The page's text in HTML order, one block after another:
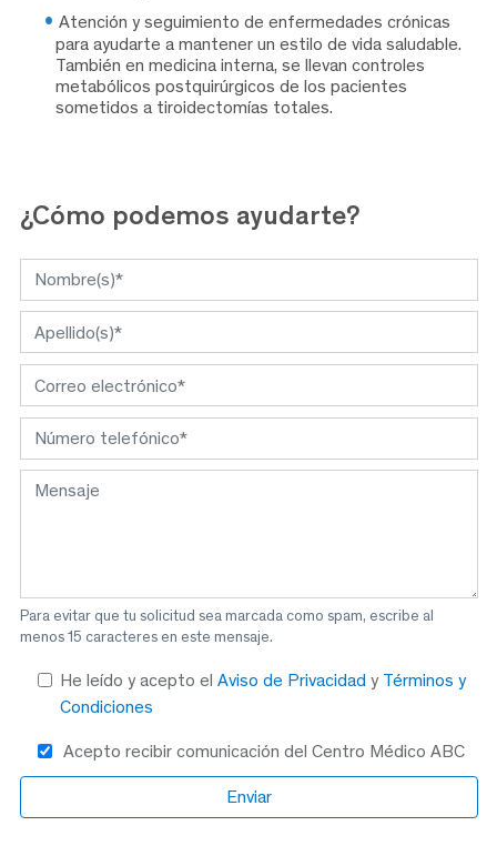
Atención y seguimiento de enfermedades crónicas
para ayudarte a mantener un estilo de vida saludable.
También en medicina interna, se llevan controles
metabólicos postquirúrgicos de los pacientes
sometidos a tiroidectomías totales.
¿Cómo podemos ayudarte?
Para evitar que tu solicitud sea marcada como spam, escribe al
menos 15 caracteres en este mensaje.
He leído y acepto el Aviso de Privacidad y Términos y
Condiciones
Acepto recibir comunicación del Centro Médico ABC